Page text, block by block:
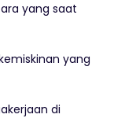
yang saat
yang
di